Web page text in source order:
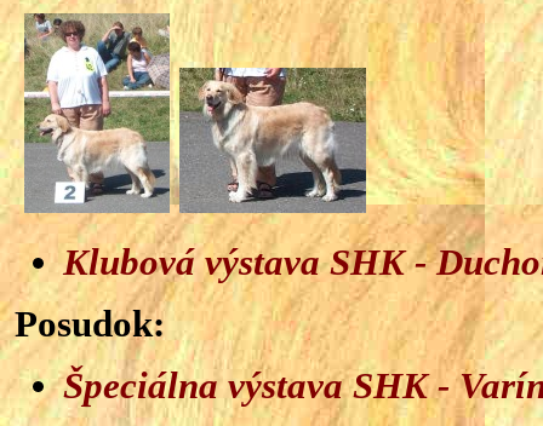
Klubová výstava SHK -
Posudok:
Špeciálna výstava SHK -